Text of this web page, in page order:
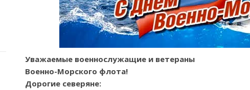
Уважаемые военнослужащие и ветераны
Военно-Морского флота!
Дорогие северяне: